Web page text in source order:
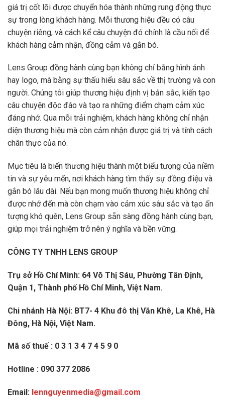
giá trị cốt lõi được chuyển hóa thành những rung động thực
sự trong lòng khách hàng. Mỗi thương hiệu đều có câu
chuyện riêng, và cách kể câu chuyện đó chính là cầu nối để
khách hàng cảm nhận, đồng cảm và gắn bó.
Lens Group đồng hành cùng bạn không chỉ bằng hình ảnh
hay logo, mà bằng sự thấu hiểu sâu sắc về thị trường và con
người. Chúng tôi giúp thương hiệu định vị bản sắc, kiến tạo
câu chuyện độc đáo và tạo ra những điểm chạm cảm xúc
đáng nhớ. Qua mỗi trải nghiệm, khách hàng không chỉ nhận
diện thương hiệu mà còn cảm nhận được giá trị và tính cách
chân thực của nó.
Mục tiêu là biến thương hiệu thành một biểu tượng của niềm
tin và sự yêu mến, nơi khách hàng tìm thấy sự đồng điệu và
gắn bó lâu dài. Nếu bạn mong muốn thương hiệu không chỉ
được nhớ đến mà còn chạm vào cảm xúc sâu sắc và tạo ấn
tượng khó quên, Lens Group sẵn sàng đồng hành cùng bạn,
giúp mọi trải nghiệm trở nên ý nghĩa và bền vững.
CÔNG TY TNHH LENS GROUP
Trụ sở Hồ Chí Minh: 64 Võ Thị Sáu, Phường Tân Định,
Quận 1, Thành phố Hồ Chí Minh, Việt Nam.
Chi nhánh Hà Nội: BT7- 4 Khu đô thị Văn Khê, La Khê, Hà
Đông, Hà Nội, Việt Nam.
Mã số thuế : 0 3 1 3 4 7 4 5 9 0
Hotline : 090 377 2086
Email: lennguyenmedia@gmail.com